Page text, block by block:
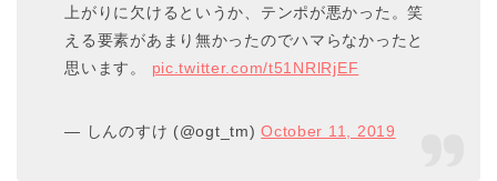
上がりに欠けるというか、テンポが悪かった。笑
える要素があまり無かったのでハマらなかったと
思います。 pic.twitter.com/t51NRlRjEF
— しんのすけ (@ogt_tm)October 11, 2019